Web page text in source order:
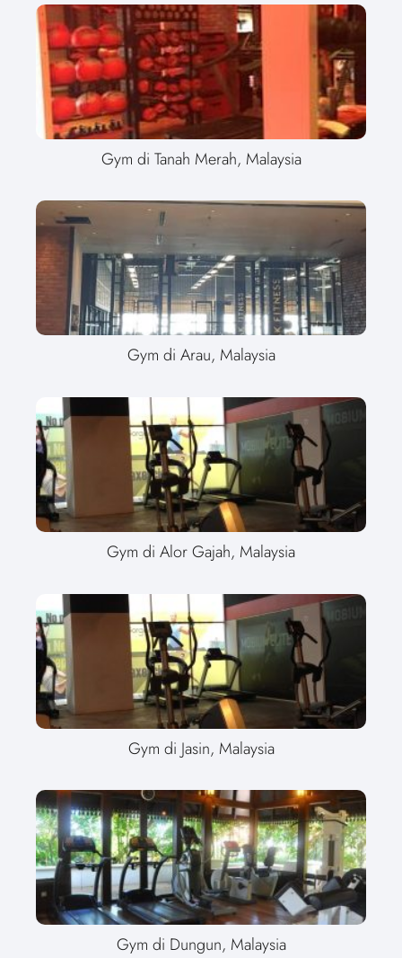
Gym di Tanah Merah, Malaysia
Gym di Arau, Malaysia
Gym di Alor Gajah, Malaysia
Gym di Jasin, Malaysia
Gym di Dungun, Malaysia